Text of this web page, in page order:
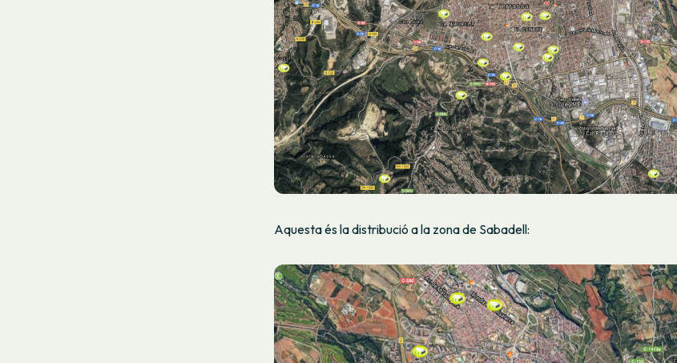
Aquesta és la distribució a la zona de Sabadell: